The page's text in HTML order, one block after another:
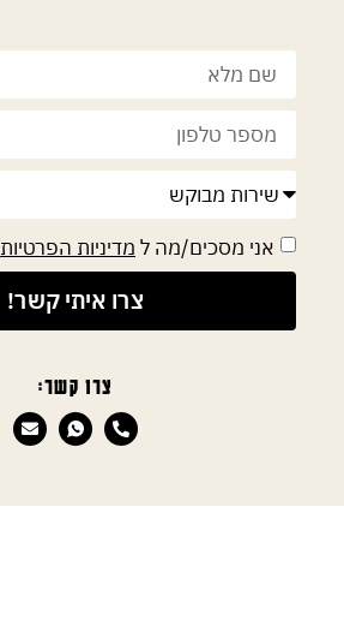
אני מסכים/מה ל מדיניות הפרטיות
צרו איתי קשר!
צרו קשר: